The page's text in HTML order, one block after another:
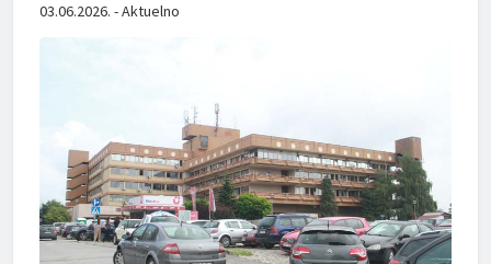
03.06.2026. - Aktuelno